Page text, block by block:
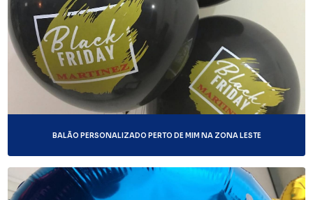
BALÃO PERSONALIZADO PERTO DE MIM NA ZONA LESTE